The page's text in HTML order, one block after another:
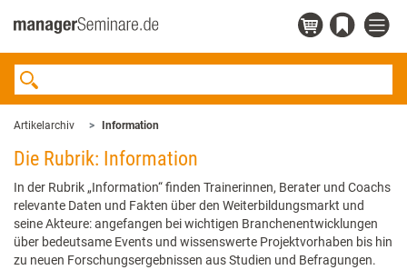
Artikelarchiv Information
Die Rubrik: Information
In der Rubrik „Information“ finden Trainerinnen, Berater und Coachs
relevante Daten und Fakten über den Weiterbildungsmarkt und
seine Akteure: angefangen bei wichtigen Branchenentwicklungen
über bedeutsame Events und wissenswerte Projektvorhaben bis hin
zu neuen Forschungsergebnissen aus Studien und Befragungen.